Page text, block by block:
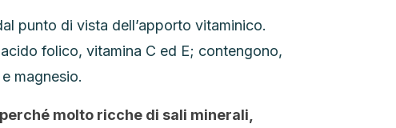
punto di vista dell’apporto vitaminico.
folico, vitamina C ed E; contengono,
magnesio.
molto ricche di sali minerali,